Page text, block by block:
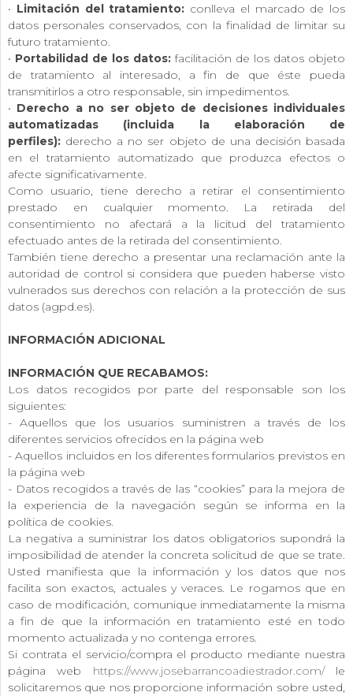
• Limitación del tratamiento: conlleva el marcado de los
datos personales conservados, con la finalidad de limitar su
futuro tratamiento.
• Portabilidad de los datos: facilitación de los datos objeto
de tratamiento al interesado, a fin de que éste pueda
transmitirlos a otro responsable, sin impedimentos.
• Derecho a no ser objeto de decisiones individuales
automatizadas (incluida la elaboración de
perfiles): derecho a no ser objeto de una decisión basada
en el tratamiento automatizado que produzca efectos o
afecte significativamente.
Como usuario, tiene derecho a retirar el consentimiento
prestado en cualquier momento. La retirada del
consentimiento no afectará a la licitud del tratamiento
efectuado antes de la retirada del consentimiento.
También tiene derecho a presentar una reclamación ante la
autoridad de control si considera que pueden haberse visto
vulnerados sus derechos con relación a la protección de sus
datos (agpd.es).
INFORMACIÓN ADICIONAL
INFORMACIÓN QUE RECABAMOS:
Los datos recogidos por parte del responsable son los
siguientes:
- Aquellos que los usuarios suministren a través de los
diferentes servicios ofrecidos en la página web
- Aquellos incluidos en los diferentes formularios previstos en
la página web
- Datos recogidos a través de las “cookies” para la mejora de
la experiencia de la navegación según se informa en la
política de cookies.
La negativa a suministrar los datos obligatorios supondrá la
imposibilidad de atender la concreta solicitud de que se trate.
Usted manifiesta que la información y los datos que nos
facilita son exactos, actuales y veraces. Le rogamos que en
caso de modificación, comunique inmediatamente la misma
a fin de que la información en tratamiento esté en todo
momento actualizada y no contenga errores.
Si contrata el servicio/compra el producto mediante nuestra
página web https://www.josebarrancoadiestrador.com/le
solicitaremos que nos proporcione información sobre usted,